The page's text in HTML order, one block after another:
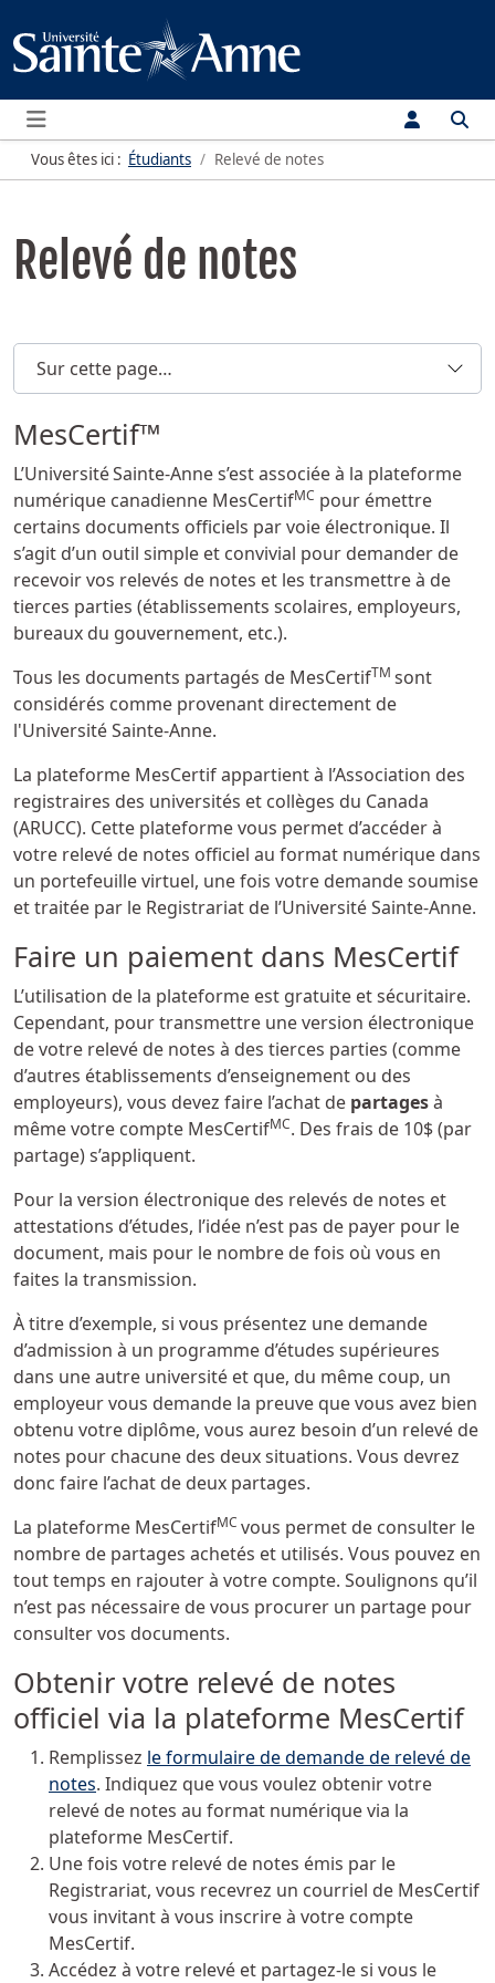
Menu
Vous êtes ici : Étudiants Relevé de notes
Relevé de notes
Sur cette page…
MesCertif™
L’Université Sainte-Anne s’est associée à la plateforme
numérique canadienne MesCertifMC pour émettre
certains documents officiels par voie électronique. Il
s’agit d’un outil simple et convivial pour demander de
recevoir vos relevés de notes et les transmettre à de
tierces parties (établissements scolaires, employeurs,
bureaux du gouvernement, etc.).
Tous les documents partagés de MesCertifTM sont
considérés comme provenant directement de
l'Université Sainte-Anne.
La plateforme MesCertif appartient à l’Association des
registraires des universités et collèges du Canada
(ARUCC). Cette plateforme vous permet d’accéder à
votre relevé de notes officiel au format numérique dans
un portefeuille virtuel, une fois votre demande soumise
et traitée par le Registrariat de l’Université Sainte-Anne.
Faire un paiement dans MesCertif
L’utilisation de la plateforme est gratuite et sécuritaire.
Cependant, pour transmettre une version électronique
de votre relevé de notes à des tierces parties (comme
d’autres établissements d’enseignement ou des
employeurs), vous devez faire l’achat de partagesà
même votre compte MesCertifMC. Des frais de 10$ (par
partage) s’appliquent.
Pour la version électronique des relevés de notes et
attestations d’études, l’idée n’est pas de payer pour le
document, mais pour le nombre de fois où vous en
faites la transmission.
À titre d’exemple, si vous présentez une demande
d’admission à un programme d’études supérieures
dans une autre université et que, du même coup, un
employeur vous demande la preuve que vous avez bien
obtenu votre diplôme, vous aurez besoin d’un relevé de
notes pour chacune des deux situations. Vous devrez
donc faire l’achat de deux partages.
La plateforme MesCertifMC vous permet de consulter le
nombre de partages achetés et utilisés. Vous pouvez en
tout temps en rajouter à votre compte. Soulignons qu’il
n’est pas nécessaire de vous procurer un partage pour
consulter vos documents.
Obtenir votre relevé de notes
officiel via la plateforme MesCertif
Remplissez le formulaire de demande de relevé de
notes. Indiquez que vous voulez obtenir votre
relevé de notes au format numérique via la
plateforme MesCertif.
Une fois votre relevé de notes émis par le
Registrariat, vous recevrez un courriel de MesCertif
vous invitant à vous inscrire à votre compte
MesCertif.
Accédez à votre relevé et partagez-le si vous le